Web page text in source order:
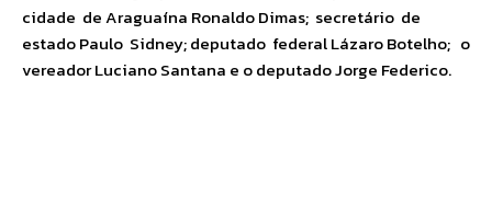
cidade de Araguaína Ronaldo Dimas; secretário de
estado Paulo Sidney; deputado federal Lázaro Botelho; o
vereador Luciano Santana e o deputado Jorge Federico.